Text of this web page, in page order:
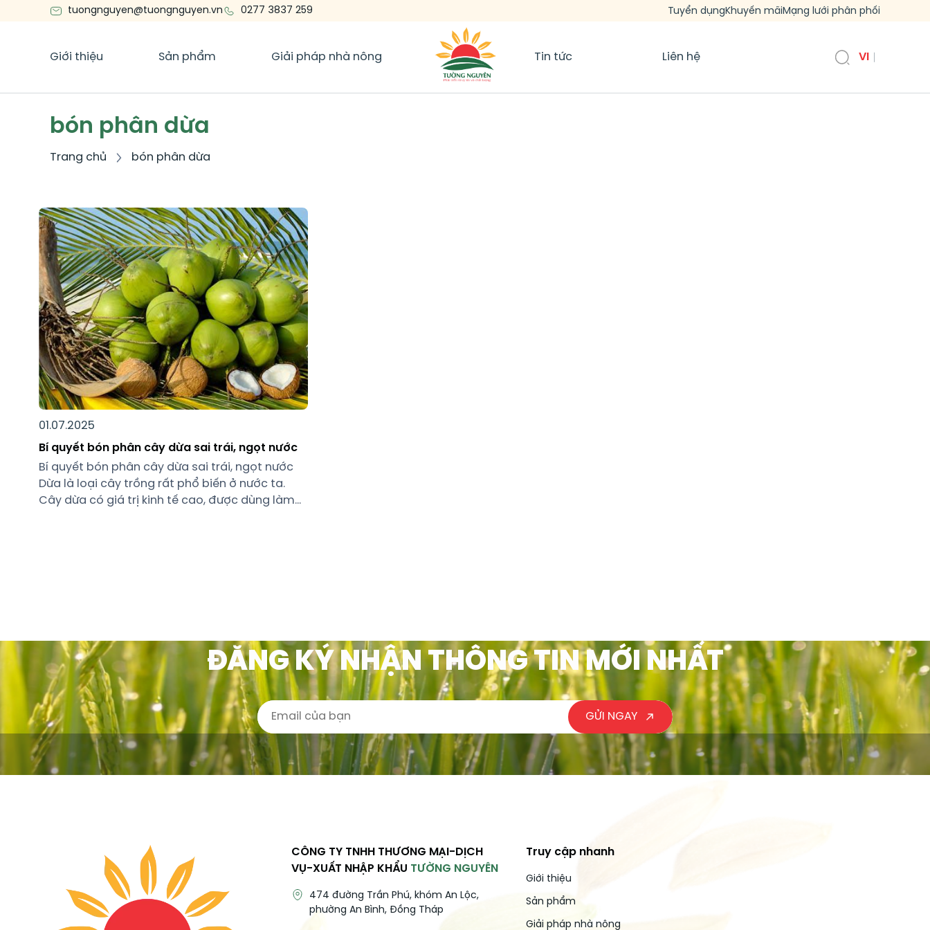
tuongnguyen@tuongnguyen.vn 0277 3837 259 Tuyển dụng Khuyến mãi Mạng lưới phân phối
Giới thiệu Sản phẩm Giải pháp nhà nông Tin tức Liên hệ VI
bón phân dừa
Trang chủ bón phân dừa
01.07.2025
Bí quyết bón phân cây dừa sai trái, ngọt nước
Bí quyết bón phân cây dừa sai trái, ngọt nước
Dừa là loại cây trồng rất phổ biến ở nước ta.
Cây dừa có giá trị kinh tế cao, được dùng làm
ĐĂNG KÝ NHẬN THÔNG TIN MỚI NHẤT
GỬI NGAY
CÔNG TY TNHH THƯƠNG MẠI-DỊCH
VỤ-XUẤT NHẬP KHẨU TƯỜNG NGUYÊN
474 đường Trần Phú, khóm An Lộc,
phường An Bình, Đồng Tháp
Truy cập nhanh
Giới thiệu
Sản phẩm
Giải pháp nhà nông